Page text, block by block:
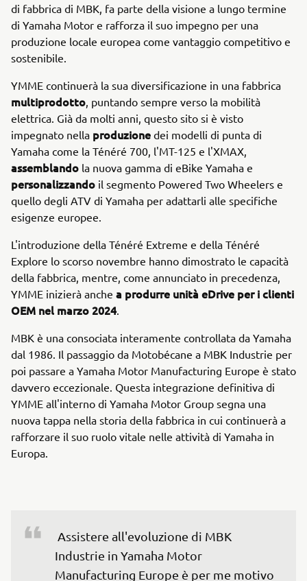
di fabbrica di MBK, fa parte della visione a lungo termine
di Yamaha Motor e rafforza il suo impegno per una
produzione locale europea come vantaggio competitivo e
sostenibile.
YMME continuerà la sua diversificazione in una fabbrica
multiprodotto, puntando sempre verso la mobilità
elettrica. Già da molti anni, questo sito si è visto
impegnato nella produzione dei modelli di punta di
Yamaha come la Ténéré 700, l'MT-125 e l'XMAX,
assemblando la nuova gamma di eBike Yamaha e
personalizzando il segmento Powered Two Wheelers e
quello degli ATV di Yamaha per adattarli alle specifiche
esigenze europee.
L'introduzione della Ténéré Extreme e della Ténéré
Explore lo scorso novembre hanno dimostrato le capacità
della fabbrica, mentre, come annunciato in precedenza,
YMME inizierà anche a produrre unità eDrive per i clienti
OEM nel marzo 2024.
MBK è una consociata interamente controllata da Yamaha
dal 1986. Il passaggio da Motobécane a MBK Industrie per
poi passare a Yamaha Motor Manufacturing Europe è stato
davvero eccezionale. Questa integrazione definitiva di
YMME all'interno di Yamaha Motor Group segna una
nuova tappa nella storia della fabbrica in cui continuerà a
rafforzare il suo ruolo vitale nelle attività di Yamaha in
Europa.
Industrie in Yamaha Motor
Manufacturing Europe è per me motivo